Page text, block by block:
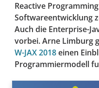
Reactive
Softwareentwicklung
Auch die Enterprise-
vorbei. Arne Limburg
W-JAX 2018einen
Programmiermodell